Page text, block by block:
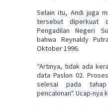
Selain itu, Andi juga
tersebut diperkuat
Pengadilan Negeri
bahwa Reynaldy
Oktober 1996.
“Artinya, tidak ada
data Paslon 02.
selesai pada
pencalonan". Ucap-nya